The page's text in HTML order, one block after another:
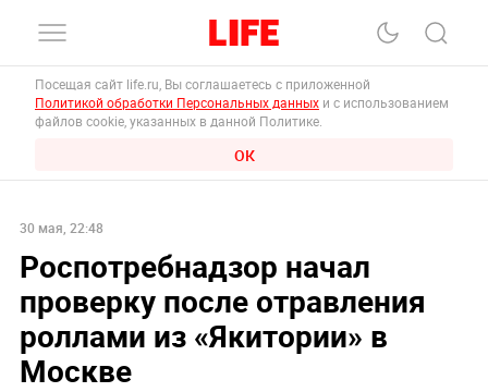
Посещая сайт life.ru, Вы соглашаетесь с приложенной
Политикой обработки Персональных данных и с использованием
файлов cookie, указанных в данной Политике.
ОК
30 мая, 22:48
Роспотребнадзор начал
проверку после отравления
роллами из «Якитории» в
Москве